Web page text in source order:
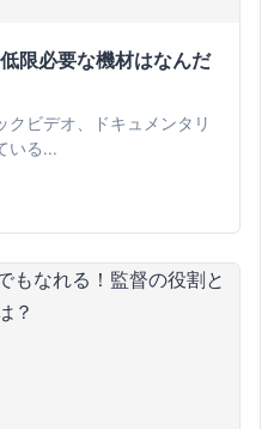
限必要な機材はなんだ
クビデオ、ドキュメンタリ
いる...